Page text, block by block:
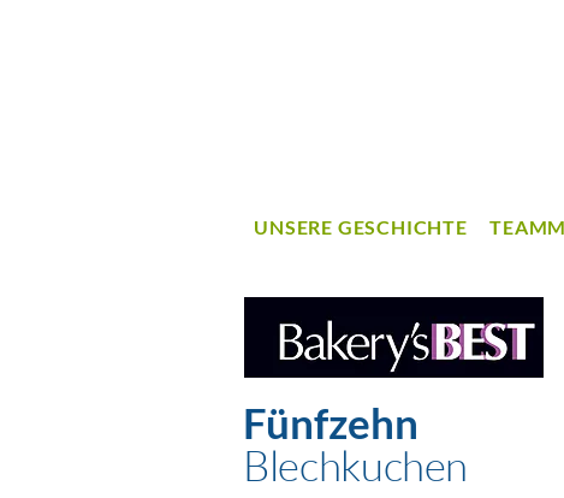
UNSERE GESCHICHTE
Fünfzehn
Blechkuchen